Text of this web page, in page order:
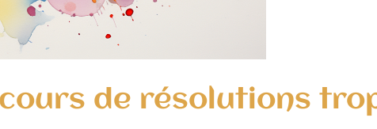
de résolutions